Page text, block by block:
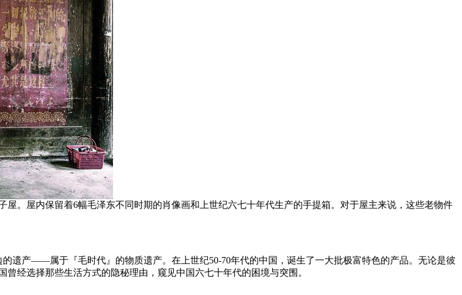
。屋内保留着6幅毛泽东不同时期的肖像画和上世纪六七十年代生产的手提箱。对于屋主来说，这些老物件
遗产——属于『毛时代』的物质遗产。在上世纪50-70年代的中国，诞生了一大批极富特色的产品。无论是彼
经选择那些生活方式的隐秘理由，窥见中国六七十年代的困境与突围。